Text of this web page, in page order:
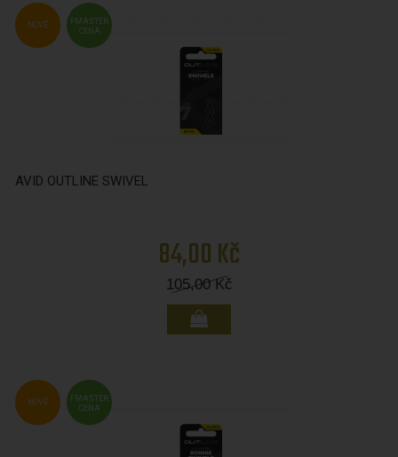
FMASTER
CENA
NOVÉ
AVID OUTLINE SWIVEL
84,00 Kč
105,00Kč
FMASTER
CENA
NOVÉ